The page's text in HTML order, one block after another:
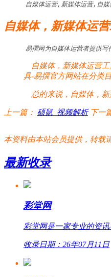
自媒体运营,新媒体运营,自
自媒体，新媒体运
易撰网为自媒体运营者提供写
自媒体，新媒体运营工
具-易撰官方网站在分类
总的来说，自媒体，新
上一篇： 硕鼠_视频解析 下一
本资料由本站会员提供，转载
最新收录
彩堂网
彩堂网是一家专业的资
收录日期：26年07月11日